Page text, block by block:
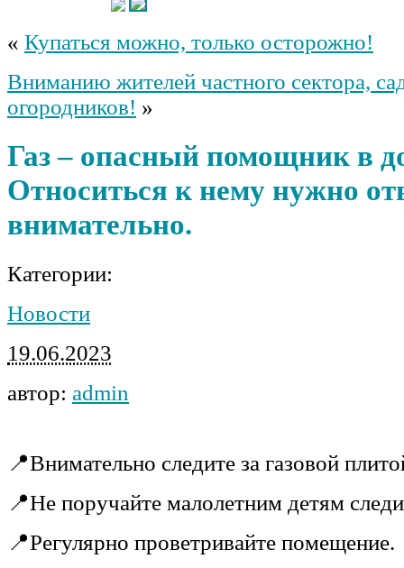
« Купаться можно, только осторожно!
Вниманию жителей частного сектора,
огородников! »
Газ – опасный помощник в
Относиться к нему нужно
внимательно.
Категории:
Новости
19.06.2023
автор: admin
📍Внимательно следите за газовой
📍Не поручайте малолетним детям
📍Регулярно проветривайте помещение.